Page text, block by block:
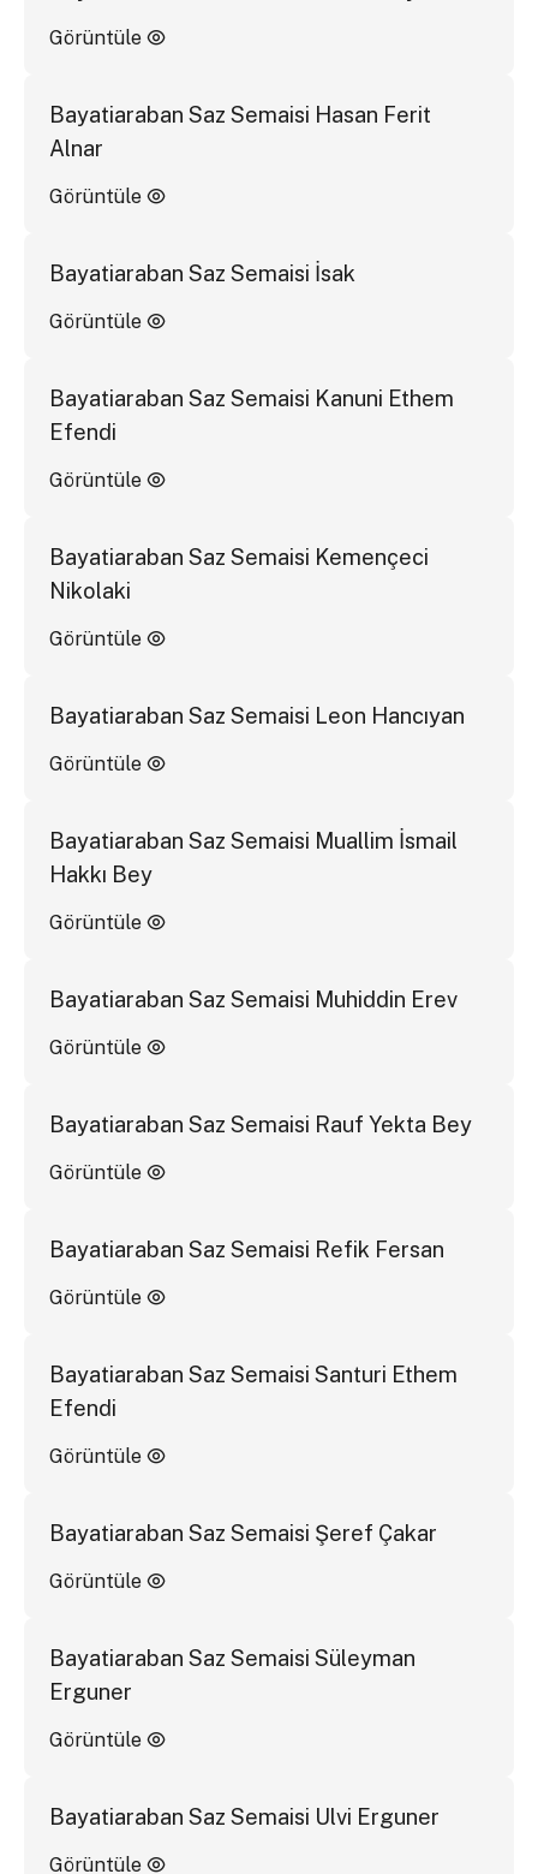
Görüntüle
Bayatiaraban Saz Semaisi Hasan Ferit
Alnar
Görüntüle
Bayatiaraban Saz Semaisi İsak
Görüntüle
Bayatiaraban Saz Semaisi Kanuni Ethem
Efendi
Görüntüle
Bayatiaraban Saz Semaisi Kemençeci
Nikolaki
Görüntüle
Bayatiaraban Saz Semaisi Leon Hancıyan
Görüntüle
Bayatiaraban Saz Semaisi Muallim İsmail
Hakkı Bey
Görüntüle
Bayatiaraban Saz Semaisi Muhiddin Erev
Görüntüle
Bayatiaraban Saz Semaisi Rauf Yekta Bey
Görüntüle
Bayatiaraban Saz Semaisi Refik Fersan
Görüntüle
Bayatiaraban Saz Semaisi Santuri Ethem
Efendi
Görüntüle
Bayatiaraban Saz Semaisi Şeref Çakar
Görüntüle
Bayatiaraban Saz Semaisi Süleyman
Erguner
Görüntüle
Bayatiaraban Saz Semaisi Ulvi Erguner
Görüntüle